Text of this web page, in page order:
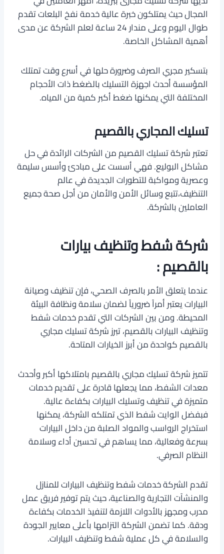
المجال حيث يمتلكون خبرة عالية خدمة نفخ البلعات تقدم
طوال اليوم وعلى مندار 24 ساعة لعلم الشركة عن مدى
أهمية المشاكل الخاصة.
بتسكير مجري الصرف وضرورة حلها في أسرع وقت تمتلك
المؤسسة أحدث اجهزة التسليك بالضغط ذات الأحجام
المختلفة التي يمكنها ضغط أكبر كمية من المياه.
تسليك المجاري بالقصيم
تعتبر شركة تسليك القصيم من الشركات الرائدة في حل
مشاكل البوليع. فهي أسست على مبادئ وأسس سليمة
وعصرية ومواكبة للتطورات الجديدة في عالم
التنظيف،تتبع وسائل الأمن والأمان من أجل صحة جميع
العاملين بالشركة.
شركة شفط وتنظيف بيارات
بالقصيم :
عندما يتعلق الأمر بالصرف الصحي، فإن تنظيف وصيانة
البيارات يعتبر أمراً ضرورياً لضمان سلامة ونظافة البيئة
المحيطة. ومن بين الشركات التي تقدم خدمات شفط
وتنظيف البيارات بالقصيم، تبرز شركة تسليك مجاري
بالقصيم كواحدة من أبرز الخيارات المتاحة.
تتميز شركة تسليك مجاري بالقصيم بامتلاكها أكبر وأحدث
معدات الشفط، مما يجعلها قادرة على تقديم خدمات
متميزة في تنظيف وتسليك البيارات بكفاءة عالية.
فبفضل الوايت شفط الذي تمتلكه الشركة، يمكنها
استخراج الرواسب والمواد الصلبة من داخل البيارات
بسرعة وفعالية، مما يساهم في تحسين أداء وسلامة
النظام الصرفي.
تقدم الشركة خدمات شفط وتنظيف البيارات للمنازل
والمنشآت التجارية والصناعية، حيث يتم توفير فريق عمل
مدرب ومجهز بالأدوات اللازمة لتنفيذ الخدمات بكفاءة
ودقة. كما تضمن الشركة التزامها بأعلى معايير الجودة
والسلامة في كل عملية شفط وتنظيف البيارات.